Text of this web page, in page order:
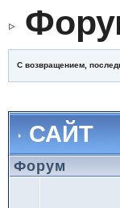
С возвращением,
САЙТ
Форум